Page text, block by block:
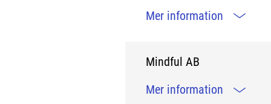
Mer information
Mindful AB
Mer information